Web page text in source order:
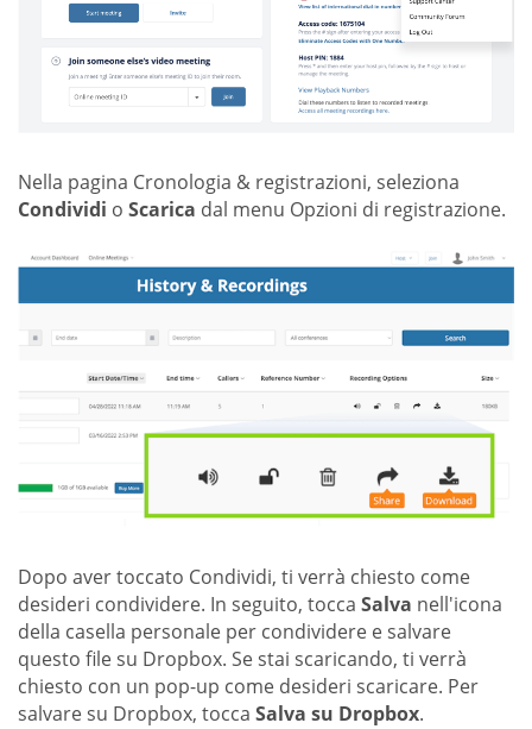
Nella pagina Cronologia & registrazioni, seleziona
Condividi o Scarica dal menu Opzioni di registrazione.
Dopo aver toccato Condividi, ti verrà chiesto come
desideri condividere. In seguito, tocca Salva nell'icona
della casella personale per condividere e salvare
questo file su Dropbox. Se stai scaricando, ti verrà
chiesto con un pop-up come desideri scaricare. Per
salvare su Dropbox, tocca Salva su Dropbox.